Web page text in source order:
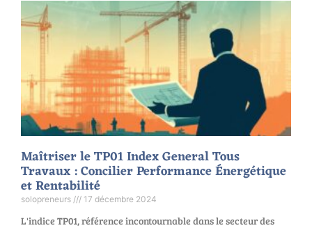
Maîtriser le TP01 Index General Tous
Travaux : Concilier Performance Énergétique
et Rentabilité
solopreneurs 17 décembre 2024
L'indice TP01, référence incontournable dans le secteur des